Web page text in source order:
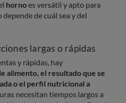
hornoes versátil y apto para
de cuál sea y del
largas o rápidas
y rápidas, hay
alimento, el resultado que se
o el perfil nutricional a
necesitan tiempos largos a